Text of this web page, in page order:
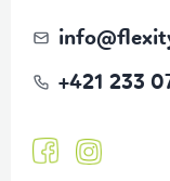
info@
+421 233